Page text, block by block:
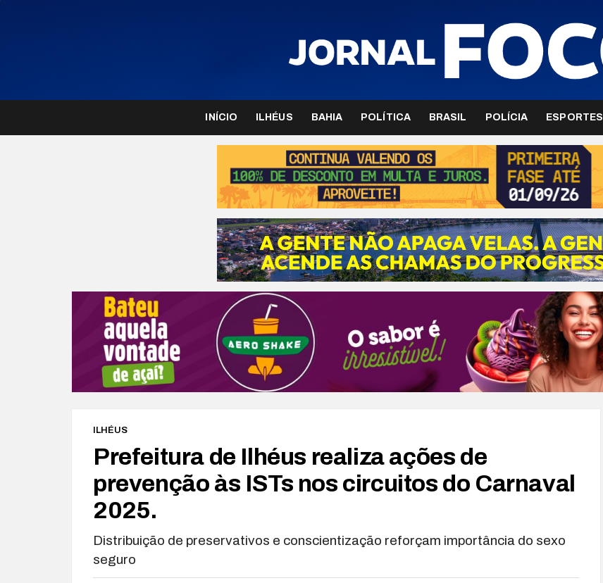
INÍCIO ILHÉUS BAHIA POLÍTICA BRASIL POLÍCIA ESPORTES
ILHÉUS
Prefeitura de Ilhéus realiza ações de
prevenção às ISTs nos circuitos do Carnaval
2025.
Distribuição de preservativos e conscientização reforçam importância do sexo
seguro